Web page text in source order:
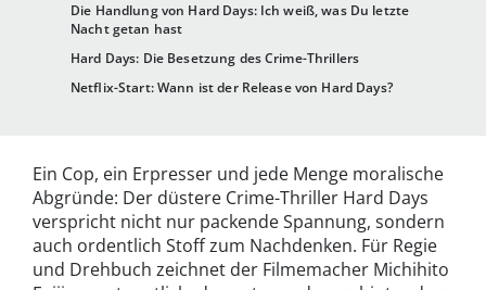
Die Handlung von Hard Days: Ich weiß, was Du letzte
Nacht getan hast
Hard Days: Die Besetzung des Crime-Thrillers
Netflix-Start: Wann ist der Release von Hard Days?
Ein Cop, ein Erpresser und jede Menge moralische
Abgründe: Der düstere Crime-Thriller Hard Days
verspricht nicht nur packende Spannung, sondern
auch ordentlich Stoff zum Nachdenken. Für Regie
und Drehbuch zeichnet der Filmemacher Michihito